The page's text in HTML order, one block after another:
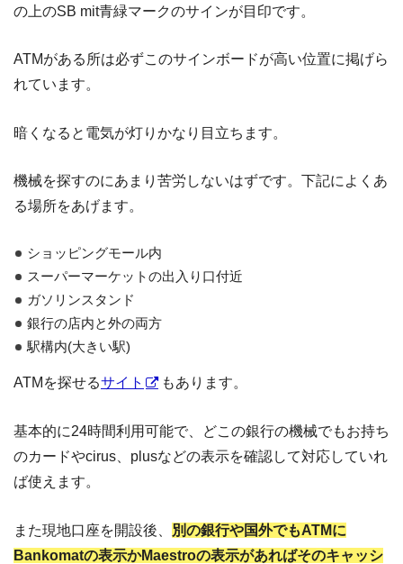
の上のSB mit青緑マークのサインが目印です。
ATMがある所は必ずこのサインボードが高い位置に掲げら
れています。
暗くなると電気が灯りかなり目立ちます。
機械を探すのにあまり苦労しないはずです。下記によくあ
る場所をあげます。
ショッピングモール内
スーパーマーケットの出入り口付近
ガソリンスタンド
銀行の店内と外の両方
駅構内(大きい駅)
ATMを探せるサイト もあります。
基本的に24時間利用可能で、どこの銀行の機械でもお持ち
のカードやcirus、plusなどの表示を確認して対応していれ
ば使えます。
また現地口座を開設後、
別の銀行や国外でもATMに
Bankomatの表示かMaestroの表示があればそのキャッシ